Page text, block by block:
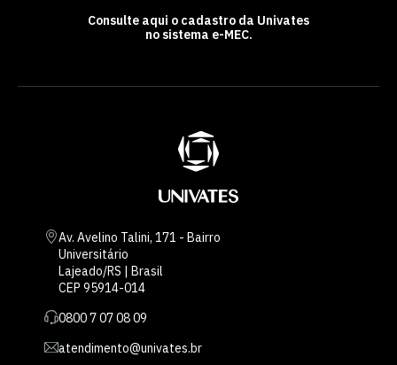
Consulte aqui o cadastro da Univates
no sistema e-MEC.
Av. Avelino Talini, 171 - Bairro
Universitário
Lajeado/RS | Brasil
CEP 95914-014
0800 7 07 08 09
atendimento@univates.br